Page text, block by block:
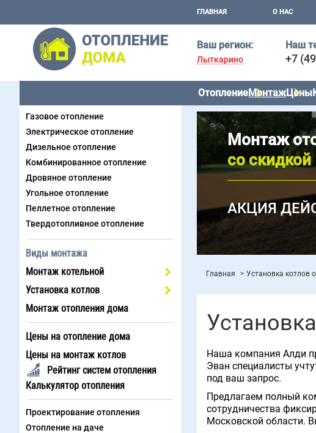
ГЛАВНАЯ О НАС
Ваш регион:
Лыткарино
Наш
+7
ОтоплениеМонтажЦены
Газовое отопление
Электрическое отопление
Дизельное отопление
Комбинированное отопление
Дровяное отопление
Угольное отопление
Пеллетное отопление
Твердотопливное отопление
Виды монтажа
Монтаж котельной
Установка котлов
Монтаж отопления дома
Цены на отопление дома
Цены на монтаж котлов
Рейтинг систем отопления
Калькулятор отопления
Проектирование отопления
Отопление на даче
Монтаж
со скидкой
АКЦИЯ
Главная Установка котлов
Наша компания Алди
Эван специалисты
под ваш запрос.
Предлагаем полный
сотрудничества
Московской области.